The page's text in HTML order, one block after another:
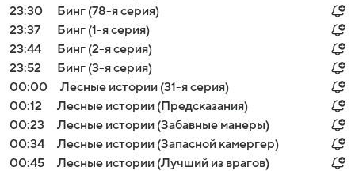
23:30
Бинг (78-я серия)
23:37
Бинг (1-я серия)
23:44
Бинг (2-я серия)
23:52
Бинг (3-я серия)
00:00
Лесные истории (31-я серия)
00:12
Лесные истории (Предсказания)
00:23
Лесные истории (Забавные манеры)
00:34
Лесные истории (Запасной камергер)
00:45
Лесные истории (Лучший из врагов)